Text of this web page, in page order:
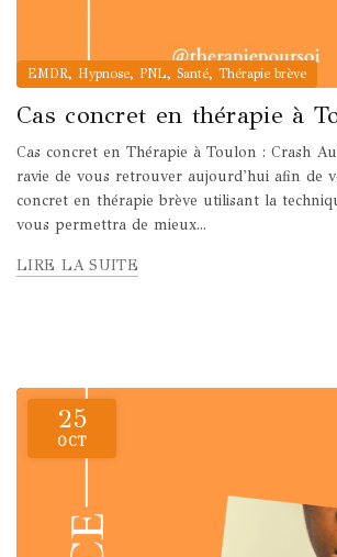
EMDR, Hypnose, PNL, Santé, Thérapie brève
Cas concret en thérapie à
Cas concret en Thérapie à Toulon : Crash
ravie de vous retrouver aujourd'hui afin de
concret en thérapie brève utilisant la
vous permettra de mieux...
LIRE LA SUITE
25
OCT